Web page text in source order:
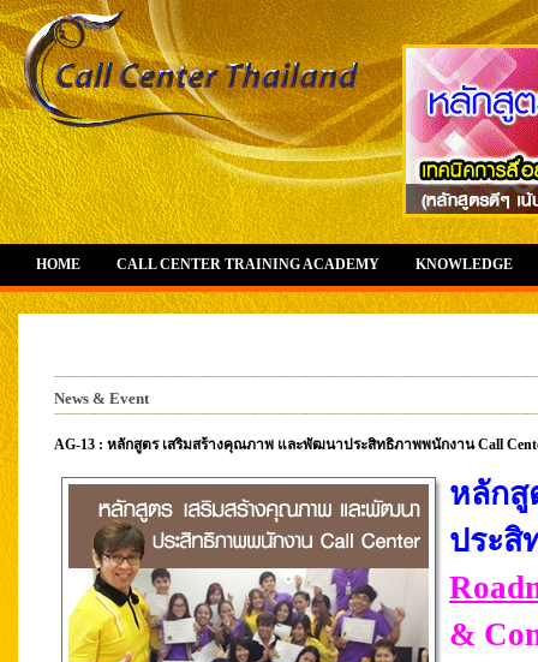
HOME CALL CENTER TRAINING ACADEMY KNOWLEDGE
News & Event
AG-13 : หลักสูตร เสริมสร้างคุณภาพ และพัฒนาประสิทธิภาพพนักงาน Call
หลักสู
ประสิ
&